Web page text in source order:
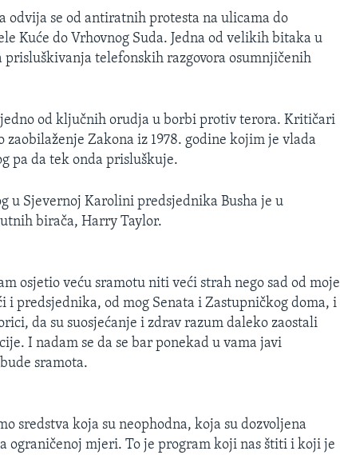
odvija se od antiratnih protesta na ulicama do
Kuće do Vrhovnog Suda. Jedna od velikih bitaka u
prisluškivanja telefonskih razgovora osumnjičenih
jedno od ključnih orudja u borbi protiv terora. Kritičari
zaobilaženje Zakona iz 1978. godine kojim je vlada
pa da tek onda prisluškuje.
u Sjevernoj Karolini predsjednika Busha je u
birača, Harry Taylor.
osjetio veću sramotu niti veći strah nego sad od moje
predsjednika, od mog Senata i Zastupničkog doma, i
da su suosjećanje i zdrav razum daleko zaostali
I nadam se da se bar ponekad u vama javi
sramota.
sredstva koja su neophodna, koja su dozvoljena
ograničenoj mjeri. To je program koji nas štiti i koji je